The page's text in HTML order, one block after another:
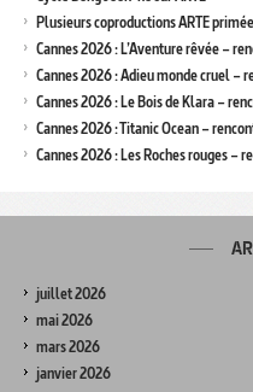
Plusieurs coproductions ARTE
Cannes 2026 : L’Aventure rêvée –
Cannes 2026 : Adieu monde cruel –
Cannes 2026 : Le Bois de Klara –
Cannes 2026 : Titanic Ocean –
Cannes 2026 : Les Roches rouges –
juillet 2026
mai 2026
mars 2026
janvier 2026